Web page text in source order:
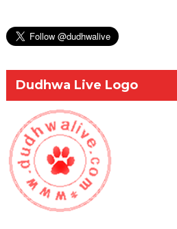
Dudhwa Live Logo